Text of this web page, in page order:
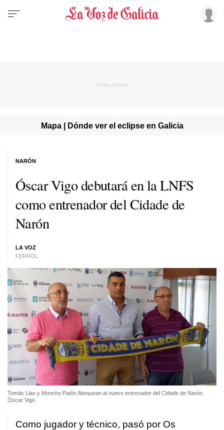
Mapa | Dónde ver el eclipse en Galicia
Óscar Vigo debutará en la LNFS
como entrenador del Cidade de
Narón
LA VOZ
FERROL
NARÓN
Tomás Llao y Moncho Padín flanquean al nuevo entrenador del Cidade de Narón,
Óscar Vigo
Como jugador y técnico, pasó por Os